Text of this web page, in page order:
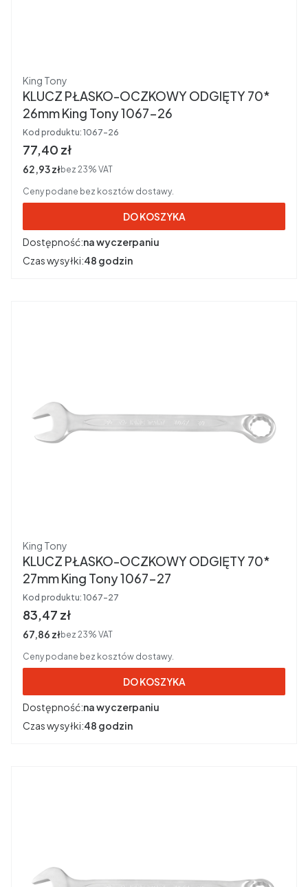
Producent
King Tony
KLUCZ PŁASKO-OCZKOWY ODGIĘTY 70*
26mm King Tony 1067-26
Kod produktu: 1067-26
Cena brutto
77,40 zł
Cena netto
62,93 złbez 23% VAT
Ceny podane bez kosztów dostawy.
DO KOSZYKA
Dostępność:na wyczerpaniu
Czas wysyłki:48 godzin
Producent
King Tony
KLUCZ PŁASKO-OCZKOWY ODGIĘTY 70*
27mm King Tony 1067-27
Kod produktu: 1067-27
Cena brutto
83,47 zł
Cena netto
67,86 złbez 23% VAT
Ceny podane bez kosztów dostawy.
DO KOSZYKA
Dostępność:na wyczerpaniu
Czas wysyłki:48 godzin